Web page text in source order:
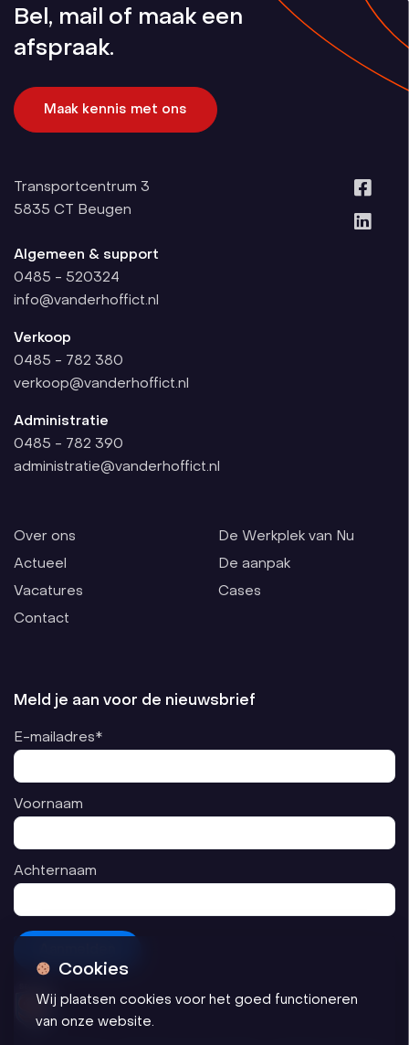
Bel, mail of maak een
afspraak.
Maak kennis met ons
Transportcentrum 3
5835 CT Beugen
Algemeen & support
0485 - 520324
info@vanderhoffict.nl
Verkoop
0485 - 782 380
verkoop@vanderhoffict.nl
Administratie
0485 - 782 390
administratie@vanderhoffict.nl
Over ons
Actueel
Vacatures
Contact
De Werkplek van Nu
De aanpak
Cases
Meld je aan voor de nieuwsbrief
E-mailadres*
Voornaam
Achternaam
Cookies
Wij plaatsen cookies voor het goed functioneren
van onze website.